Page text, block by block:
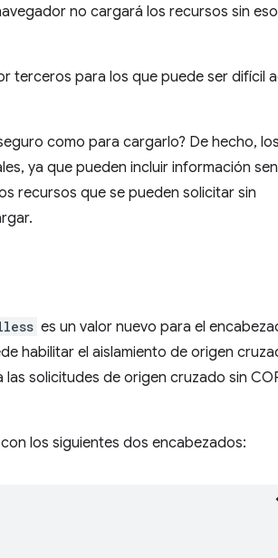
no cargará los recursos sin
terceros para los que puede ser difícil
como para cargarlo? De hecho,
ya que pueden incluir información
recursos que se pueden solicitar sin
es un valor nuevo para el
habilitar el aislamiento de origen
las solicitudes de origen cruzado sin
los siguientes dos encabezados: